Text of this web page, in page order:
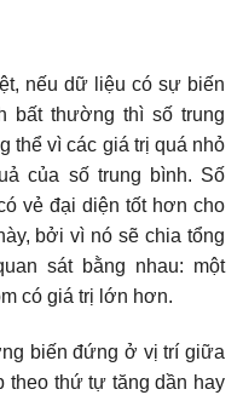
nếu dữ liệu có sự biến
bất thường thì số trung
thể vì các giá trị quá nhỏ
của số trung bình. Số
vẻ đại diện tốt hơn cho
bởi vì nó sẽ chia tổng
sát bằng nhau: một
có giá trị lớn hơn.
biến đứng ở vị trí giữa
theo thứ tự tăng dần hay